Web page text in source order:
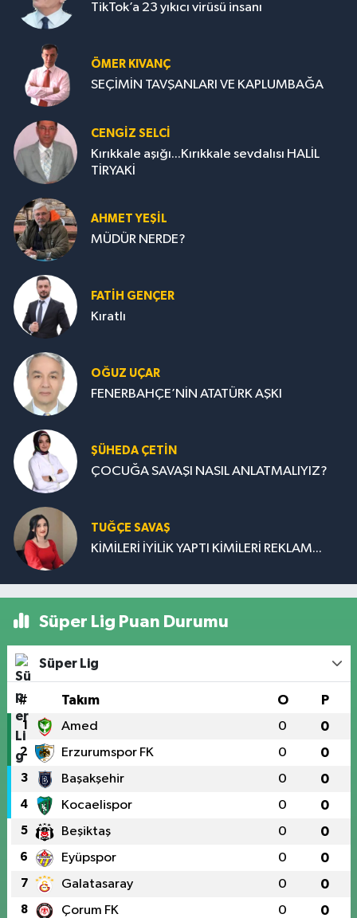
TikTok’a 23 yıkıcı virüsü insanı
ÖMER KIVANÇ
SEÇİMİN TAVŞANLARI VE KAPLUMBAĞA
CENGİZ SELCİ
Kırıkkale aşığı...Kırıkkale sevdalısı HALİL
TİRYAKİ
AHMET YEŞİL
MÜDÜR NERDE?
FATIH GENÇER
Kıratlı
OĞUZ UÇAR
FENERBAHÇE’NİN ATATÜRK AŞKI
ŞÜHEDA ÇETİN
ÇOCUĞA SAVAŞI NASIL ANLATMALIYIZ?
TUĞÇE SAVAŞ
KİMİLERİ İYİLİK YAPTI KİMİLERİ REKLAM...
Süper Lig Puan Durumu
Süper Lig
# Takım O P
1 Amed 0 0
2 Erzurumspor FK 0 0
3 Başakşehir 0 0
4 Kocaelispor 0 0
5 Beşiktaş 0 0
6 Eyüpspor 0 0
7 Galatasaray 0 0
8 Çorum FK 0 0